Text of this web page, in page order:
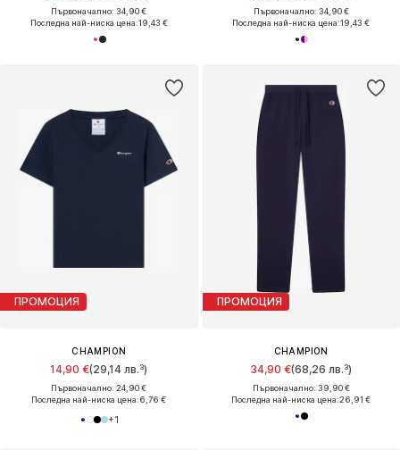
Първоначално: 34,90 €
Последна най-ниска цена:19,43 €
Първоначално: 34,90 €
Последна най-ниска цена:19,43 €
ПРОМОЦИЯ
CHAMPION
14,90 €(29,14 лв.³)
Първоначално: 24,90 €
Последна най-ниска цена:6,76 €
+1
ПРОМОЦИЯ
CHAMPION
34,90 €(68,26 лв.³)
Първоначално: 39,90 €
Последна най-ниска цена:26,91 €